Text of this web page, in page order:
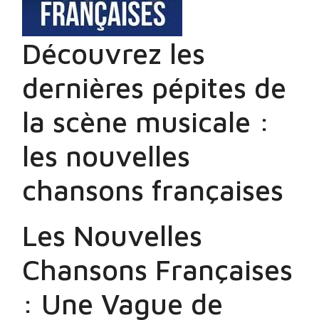
Découvrez les
dernières pépites de
la scène musicale :
les nouvelles
chansons françaises
Les Nouvelles
Chansons Françaises
: Une Vague de